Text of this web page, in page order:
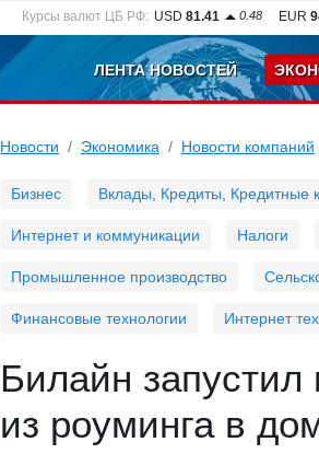
Курсы валют ЦБ РФ: USD 81.41 0.48 EUR
ЛЕНТА НОВОСТЕЙ
Новости Экономика Новости компаний
Бизнес Вклады, Кредиты, Кредитные
Интернет и коммуникации Налоги
Промышленное производство
Финансовые технологии Интернет
Билайн запустил
из роуминга в